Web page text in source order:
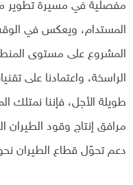
مفصلية في مسيرة تطوير
المستدام، ويعكس في الوقت
المشروع على مستوى
الراسخة، واعتمادنا على
طويلة الأجل، فإننا نمتلك
مرافق إنتاج وقود
دعم تحوّل قطاع الطيران